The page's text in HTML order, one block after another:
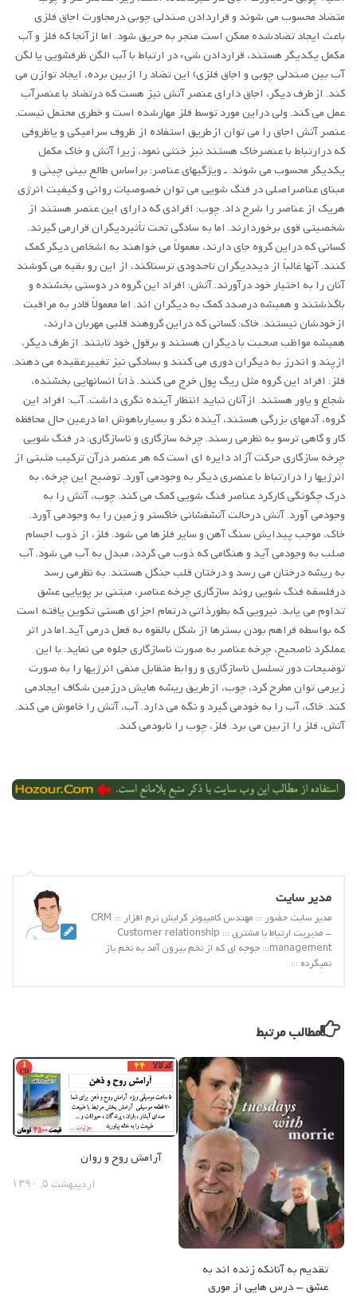
متضاد محسوب می شوند و قراردادن صندلی چوبی درمجاورت اجاق فلزی
باعث ایجاد تضادشده ممکن است منجر به حریق شود. اما ازآنجا که فلز و آب
مکمل یکدیگر هستند، قراردادن شیء در ارتباط با آب (لگن ظرفشویی یا لگن
آب بین صندلی چوبی و اجاق فلزی) این تضاد را ازبین برده، ایجاد توازن می
کند. ازطرف دیگر، اجاق دارای عنصر آتش نیز هست که درتضاد با عنصرآب
عمل می کند. ولی دراین مورد توسط فلز مهارشده است و خطری محتمل نیست.
عنصر آتش اجاق را می توان ازطریق استفاده از ظروف سرامیکی و یاظروفی
که درارتباط با عنصرخاک هستند نیز خنثی نمود، زیرا آتش و خاک مکمل
یکدیگر محسوب می شوند. ـ ویژگیهای عناصر: براساس طالع بینی چینی و
مبنای عناصراصلی در فنگ شویی می توان خصوصیات روانی و کیفیت انرژی
هریک از عناصر را شرح داد. چوب: افرادی که دارای این عنصر هستند از
شخصیتی قوی برخوردارند. اما به سادگی تحت تأثیردیگران قرارمی گیرند.
کسانی که دراین گروه جای دارند، معمولاً می خواهند به اشخاص دیگر کمک
کنند. آنها غالباً از دیددیگران تاحدودی ترسناکند، از این رو بقیه می کوشند
آنان را به اختیار خود درآورند. آتش: افراد این گروه در دوستی بخشنده و
باگذشتند و همیشه درصدد کمک به دیگران اند. اما معمولاً قادر به مراقبت
ازخودشان نیستند. خاک: کسانی که دراین گروهند قلبی مهربان دارند،
همیشه مواظب صحبت با دیگران هستند و برقول خود ثابتند. ازطرف دیگر،
ازپند و اندرز به دیگران دوری می کنند و بسادگی نیز تغییرعقیده می دهند.
فلز: افراد این گروه مثل ریگ پول خرج می کنند. ذاتاً انسانهایی بخشنده،
شجاع و یاور هستند. ازآنان نباید انتظار آینده نگری داشت. آب: افراد این
گروه، آدمهای بزرگی هستند، آینده نگر و بسیارباهوش اما درعین حال محافظه
کار و گاهی ترسو به نظرمی رسند. چرخه سازگاری و ناسازگاری: در فنگ شویی
چرخه سازگاری حرکت آزاد دایره ای است که هر عنصر درآن ترکیب مثبتی از
انرژیها را درارتباط با عنصری دیگر به وجودمی آورد. توضیح این چرخه، به
درک چگونگی کارکرد عناصر فنگ شویی کمک می کند. چوب، آتش را به
وجودمی آورد. آتش درحالت آتشفشانی خاکستر و زمین را به وجودمی آورد.
خاک، موجب پیدایش سنگ آهن و سایر فلزها می شود. فلز، از ذوب اجسام
صلب به وجودمی آید و هنگامی که ذوب می گردد، مبدل به آب می شود. آب
به ریشه درختان می رسد و درختان قلب جنگل هستند. به نظرمی رسد
درفلسفه فنگ شویی روند سازگاری چرخه عناصر، مبتنی بر پویایی عشق
تداوم می یابد. نیرویی که بطورذاتی درتمام اجزای هستی تکوین یافته است
که بواسطه فراهم بودن بسترها از شکل بالقوه به فعل درمی آید.اما در اثر
عملکرد ناصحیح، چرخه عناصر به صورت ناسازگاری جلوه می نماید. با این
توضیحات دور تسلسل ناسازگاری و روابط متقابل منفی انرژیها را به صورت
زیرمی توان مطرح کرد، چوب، ازطریق ریشه هایش درزمین شکاف ایجادمی
کند. خاک، آب را به خودمی گیرد و نگه می دارد. آب، آتش را خاموش می کند.
آتش، فلز را ازبین می برد. فلز، چوب را نابودمی کند.
مدیر سایت
مدیر سایت حضور ::: مهندس کامپیوتر گرایش نرم افزار ::: CRM
- مدیریت ارتباط با مشتری ::: Customer relationship
management::: جوجه ای که از تخم بیرون آمد به تخم باز
نمیگرده :::
مطالب مرتبط
آرامش روح و روان
اردیبهشت ۵, ۱۳۹۰
تقدیم به آنانکه زنده اند به
عشق – درس هایی از موری